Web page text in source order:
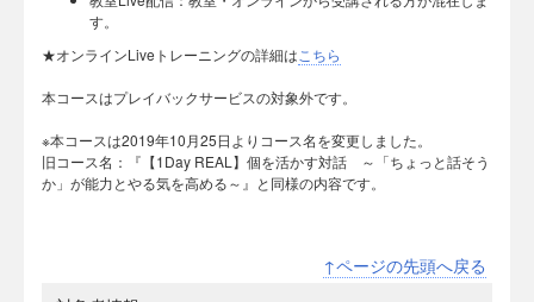
す。
★オンラインLiveトレーニングの詳細は こちら
本コースはプレイバックサービスの対象外です。
※本コースは2019年10月25日よりコース名を変更しました。
旧コース名：『【1Day REAL】個を活かす対話 ～「ちょっと話そう
か」が能力とやる気を高める～』と同様の内容です。
↑ページの先頭へ戻る